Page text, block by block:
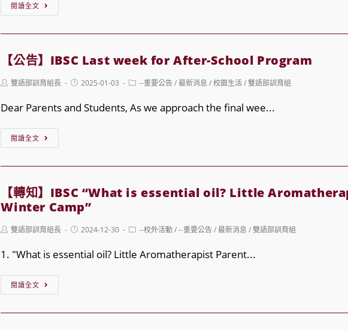
Semester
閱讀全文
IBSC
🎭
Theater
Semester
【公告】IBSC Last week for After-School Program
Post雙語部訓育組長
Post2025-01-03
Post--重要公告 / 最新消息 / 校園生活 / 雙語部訓育組
Dear Parents and Students, As we approach the final wee...
閱讀全文
IBSC
Last
week
After-
School
【轉知】IBSC “What is essential oil? Little
Winter Camp”
Post雙語部訓育組長
Post2024-12-30
Post--校外活動 / --重要公告 / 最新消息 / 雙語部訓育組
1. "What is essential oil? Little Aromatherapist Parent...
閱讀全文
IBSC